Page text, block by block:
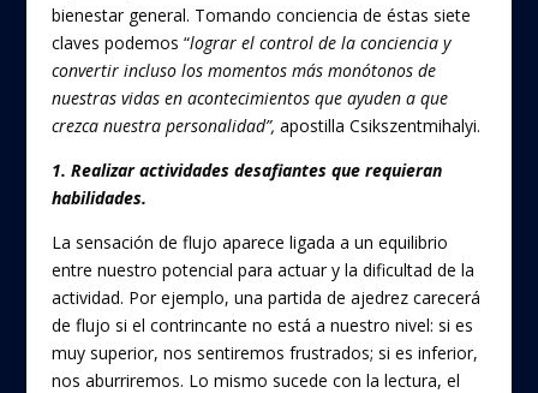
bienestar general. Tomando conciencia de éstas siete
claves podemos “lograr el control de la conciencia y
convertir incluso los momentos más monótonos de
nuestras vidas en acontecimientos que ayuden a que
crezca nuestra personalidad”, apostilla Csikszentmihalyi.
1. Realizar actividades desafiantes que requieran
habilidades.
La sensación de flujo aparece ligada a un equilibrio
entre nuestro potencial para actuar y la dificultad de la
actividad. Por ejemplo, una partida de ajedrez carecerá
de flujo si el contrincante no está a nuestro nivel: si es
muy superior, nos sentiremos frustrados; si es inferior,
nos aburriremos. Lo mismo sucede con la lectura, el